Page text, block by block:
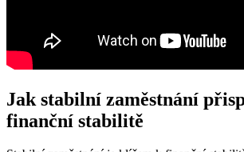
Jak stabilní zaměstnání
finanční stabilitě